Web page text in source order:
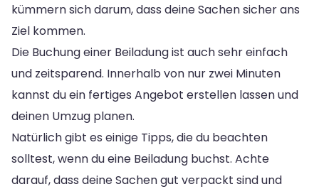
kümmern sich darum, dass deine Sachen sicher ans
Ziel kommen.
Die Buchung einer Beiladung ist auch sehr einfach
und zeitsparend. Innerhalb von nur zwei Minuten
kannst du ein fertiges Angebot erstellen lassen und
deinen Umzug planen.
Natürlich gibt es einige Tipps, die du beachten
solltest, wenn du eine Beiladung buchst. Achte
darauf, dass deine Sachen gut verpackt sind und